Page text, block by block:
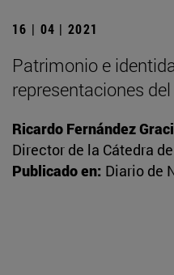
16 | 04 | 2021
Patrimonio e
representaciones
Ricardo Fernández
Director de la Cátedra
Publicado en: Diario de